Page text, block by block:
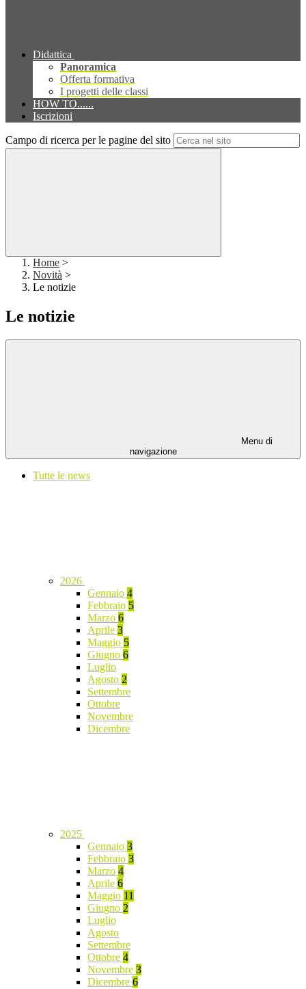
Didattica
Panoramica
Offerta formativa
I progetti delle classi
HOW TO......
Iscrizioni
Campo di ricerca per le pagine del sito
Home >
Novità >
Le notizie
Le notizie
Menu di
navigazione
Tutte le news
2026
Gennaio 4
Febbraio 5
Marzo 6
Aprile 3
Maggio 5
Giugno 6
Luglio
Agosto 2
Settembre
Ottobre
Novembre
Dicembre
2025
Gennaio 3
Febbraio 3
Marzo 4
Aprile 6
Maggio 11
Giugno 2
Luglio
Agosto
Settembre
Ottobre 4
Novembre 3
Dicembre 6